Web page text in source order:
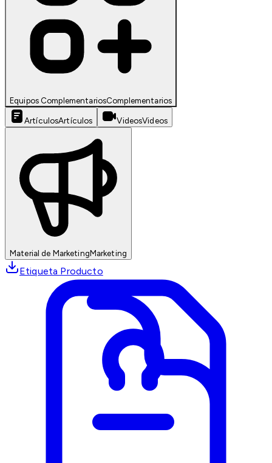
Equipos ComplementariosComplementarios
ArtículosArtículos VideosVideos
Material de MarketingMarketing
Etiqueta Producto